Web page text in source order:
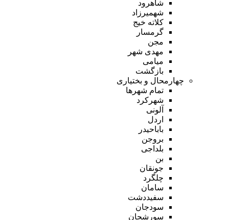
شاهرود
شهمیرزاد
کلاته خیج
گرمسار
مجن
مهدی شهر
میامی
بازگشت
چهارمحال و بختیاری
تمام شهر‌ها
شهرکرد
آلونی
اردل
باباحیدر
بروجن
بلداجی
بن
جونقان
چلگرد
سامان
سفیددشت
سودجان
سورشجان